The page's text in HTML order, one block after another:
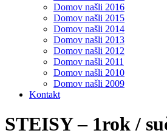
Domov našli 2016
Domov našli 2015
Domov našli 2014
Domov našli 2013
Domov našli 2012
Domov našli 2011
Domov našli 2010
Domov našli 2009
Kontakt
STEISY – 1rok /